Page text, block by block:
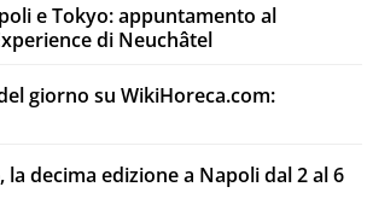
e Tokyo: appuntamento al
di Neuchâtel
giorno su WikiHoreca.com:
la decima edizione a Napoli dal 2 al 6